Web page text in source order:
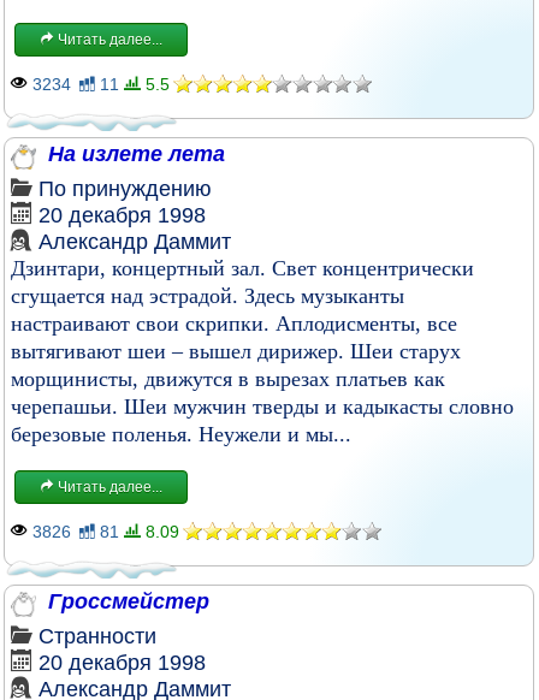
Читать далее...
3234 11 5.5
На излете лета
По принуждению
20 декабря 1998
Александр Даммит
Дзинтари, концертный зал. Свет концентрически
сгущается над эстрадой. Здесь музыканты
настраивают свои скрипки. Аплодисменты, все
вытягивают шеи – вышел дирижер. Шеи старух
морщинисты, движутся в вырезах платьев как
черепашьи. Шеи мужчин тверды и кадыкасты словно
березовые поленья. Неужели и мы...
Читать далее...
3826 81 8.09
Гpоссмейстеp
Странности
20 декабря 1998
Александр Даммит